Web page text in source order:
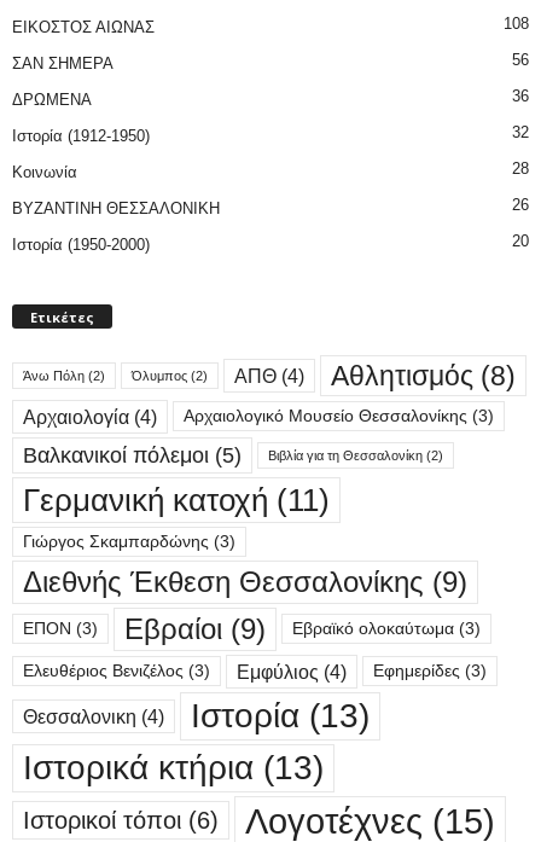
ΕΙΚΟΣΤΟΣ ΑΙΩΝΑΣ 108
ΣΑΝ ΣΗΜΕΡΑ 56
ΔΡΩΜΕΝΑ 36
Ιστορία (1912-1950) 32
Κοινωνία 28
ΒΥΖΑΝΤΙΝΗ ΘΕΣΣΑΛΟΝΙΚΗ 26
Ιστορία (1950-2000) 20
Ετικέτες
Άνω Πόλη (2) Όλυμπος (2) ΑΠΘ (4) Αθλητισμός (8)
Αρχαιολογία (4) Αρχαιολογικό Μουσείο Θεσσαλονίκης (3)
Βαλκανικοί πόλεμοι (5) Βιβλία για τη Θεσσαλονίκη (2)
Γερμανική κατοχή (11)
Γιώργος Σκαμπαρδώνης (3)
Διεθνής Έκθεση Θεσσαλονίκης (9)
ΕΠΟΝ (3) Εβραίοι (9) Εβραϊκό ολοκαύτωμα (3)
Ελευθέριος Βενιζέλος (3) Εμφύλιος (4) Εφημερίδες (3)
Θεσσαλονικη (4) Ιστορία (13)
Ιστορικά κτήρια (13)
Ιστορικοί τόποι (6) Λογοτέχνες (15)